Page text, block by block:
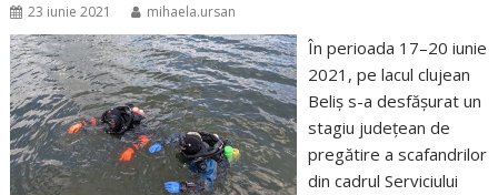
23 iunie 2021 mihaela.ursan
În perioada 17–20 iunie
2021, pe lacul clujean
Beliș s-a desfășurat un
stagiu județean de
pregătire a scafandrilor
din cadrul Serviciului